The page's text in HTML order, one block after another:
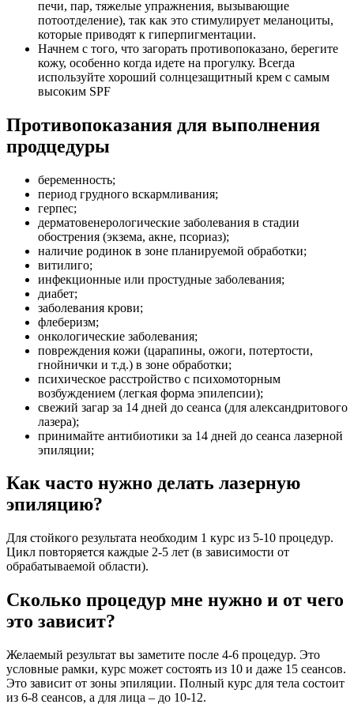
печи, пар, тяжелые упражнения, вызывающие
потоотделение), так как это стимулирует меланоциты,
которые приводят к гиперпигментации.
Начнем с того, что загорать противопоказано, берегите
кожу, особенно когда идете на прогулку. Всегда
используйте хороший солнцезащитный крем с самым
высоким SPF
Противопоказания для выполнения
продцедуры
беременность;
период грудного вскармливания;
герпес;
дерматовенерологические заболевания в стадии
обострения (экзема, акне, псориаз);
наличие родинок в зоне планируемой обработки;
витилиго;
инфекционные или простудные заболевания;
диабет;
заболевания крови;
флеберизм;
онкологические заболевания;
повреждения кожи (царапины, ожоги, потертости,
гнойнички и т.д.) в зоне обработки;
психическое расстройство с психомоторным
возбуждением (легкая форма эпилепсии);
свежий загар за 14 дней до сеанса (для александритового
лазера);
принимайте антибиотики за 14 дней до сеанса лазерной
эпиляции;
Как часто нужно делать лазерную
эпиляцию?
Для стойкого результата необходим 1 курс из 5-10 процедур.
Цикл повторяется каждые 2-5 лет (в зависимости от
обрабатываемой области).
Сколько процедур мне нужно и от чего
это зависит?
Желаемый результат вы заметите после 4-6 процедур. Это
условные рамки, курс может состоять из 10 и даже 15 сеансов.
Это зависит от зоны эпиляции. Полный курс для тела состоит
из 6-8 сеансов, а для лица – до 10-12.